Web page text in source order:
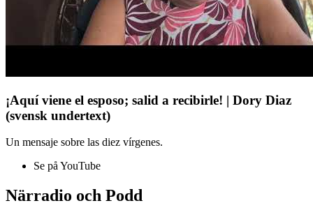
¡Aquí viene el esposo; salid a recibirle! | Dory Diaz
(svensk undertext)
Un mensaje sobre las diez vírgenes.
Se på YouTube
Närradio och Podd